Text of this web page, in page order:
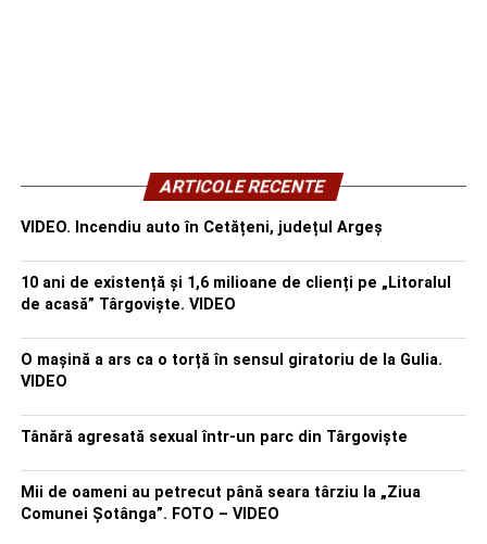
ARTICOLE RECENTE
VIDEO. Incendiu auto în Cetățeni, județul Argeș
10 ani de existență și 1,6 milioane de clienți pe „Litoralul
de acasă” Târgoviște. VIDEO
O mașină a ars ca o torță în sensul giratoriu de la Gulia.
VIDEO
Tânără agresată sexual într-un parc din Târgoviște
Mii de oameni au petrecut până seara târziu la „Ziua
Comunei Șotânga”. FOTO – VIDEO